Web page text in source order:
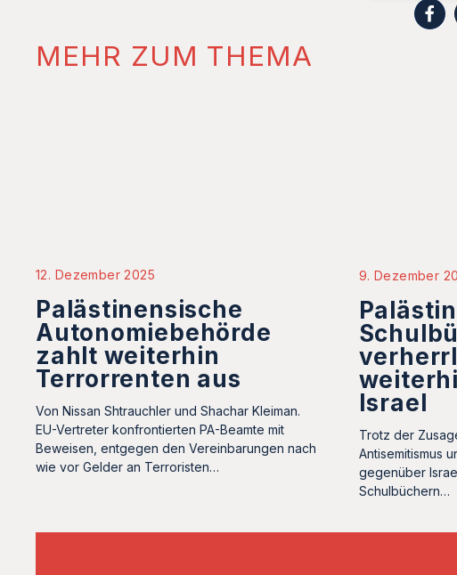
MEHR ZUM THEMA
12. Dezember 2025
Palästinensische
Autonomiebehörde
zahlt weiterhin
Terrorrenten aus
Von Nissan Shtrauchler und Shachar Kleiman.
EU-Vertreter konfrontierten PA-Beamte mit
Beweisen, entgegen den Vereinbarungen nach
wie vor Gelder an Terroristen…
9. Dezember
Israel
Trotz der
Antisemitismus
gegenüber
Schulbüchern…